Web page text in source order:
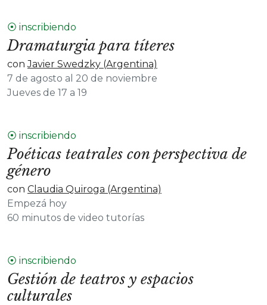
⦿ inscribiendo
Dramaturgia para títeres
conJavier Swedzky (Argentina)
7 de agosto al 20 de noviembre
Jueves de 17 a 19
⦿ inscribiendo
Poéticas teatrales con perspectiva de
género
con Claudia Quiroga (Argentina)
Empezá hoy
60 minutos de video tutorías
⦿ inscribiendo
Gestión de teatros y espacios
culturales